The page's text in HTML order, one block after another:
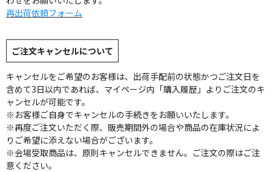
再出荷依頼フォーム
ご注文キャンセルについて
キャンセルをご希望のお客様は、出荷手配前の状態かつご注文日を
含めて3日以内であれば、マイページ内「購入履歴」よりご注文のキ
ャンセルが可能です。
※お客様ご自身でキャンセルの手続きをお願いいたします。
※再度ご注文いただく際、販売期間外の場合や商品の在庫状況によ
りご希望に添えない場合がございます。
※会場受取商品は、原則キャンセルできません。ご注文の際はご注
意ください。